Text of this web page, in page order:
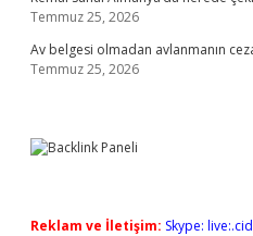
Temmuz 25, 2026
Av belgesi olmadan avlanmanın
Temmuz 25, 2026
Reklam ve İletişim: Skype: